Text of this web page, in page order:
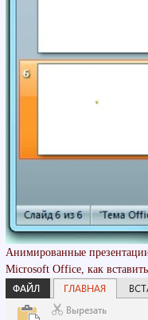
Анимированные
Microsoft Office, как